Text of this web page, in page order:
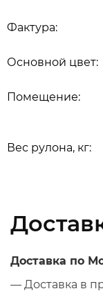
Вес рулона, кг:
Основной цвет:
Помещение:
Фактура:
Доставка по
— Доставка в